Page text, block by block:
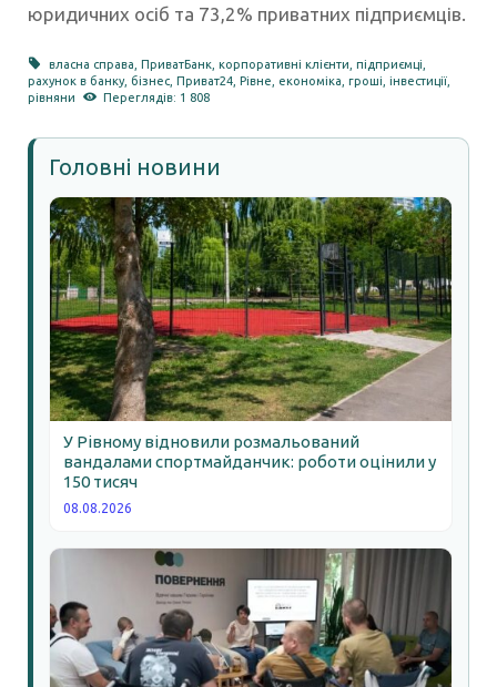
юридичних осіб та 73,2% приватних підприємців.
власна справа ,ПриватБанк ,корпоративні клієнти ,підприємці
рахунок в банку, бізнес Приват24 Рівне економіка гроші інвестиції
рівняни
Переглядів: 1 808
Головні новини
У Рівному відновили розмальований
вандалами спортмайданчик: роботи оцінили у
150 тисяч
08.08.2026